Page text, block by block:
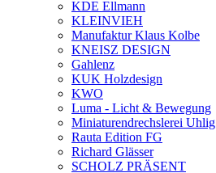
KDE Ellmann
KLEINVIEH
Manufaktur Klaus Kolbe
KNEISZ DESIGN
Gahlenz
KUK Holzdesign
KWO
Luma - Licht & Bewegung
Miniaturendrechslerei Uhlig
Rauta Edition FG
Richard Glässer
SCHOLZ PRÄSENT